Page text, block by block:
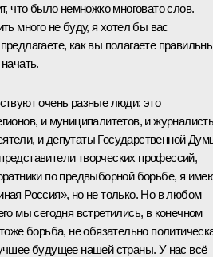
что было немножко многовато слов.
много не буду, я хотел бы вас
как вы полагаете
очень разные люди: это
и муниципалитетов, и
и депутаты Государственной
творческих профессий,
по предвыборной борьбе, я
Россия», но не только. Но в любом
мы сегодня встретились, в конечном
борьба, не обязательно
будущее нашей страны. У нас всё